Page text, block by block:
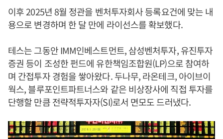
이후 2025년 8월 정관을 벤처투자회사 등록요건에 맞는 내
용으로 변경하며 한 달 만에 라이선스를 확보했다.
테스는 그동안 IMM인베스트먼트, 삼성벤처투자, 유진투자
증권 등이 조성한 펀드에 유한책임조합원(LP)으로 참여하
며 간접투자 경험을 쌓아왔다. 두나무, 라온테크, 아이브이
웍스, 블루포인트파트너스와 같은 비상장사에 직접 투자를
단행할 만큼 전략적투자자(SI)로서 면모도 드러냈다.